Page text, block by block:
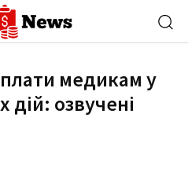
медикам у
дій: озвучені